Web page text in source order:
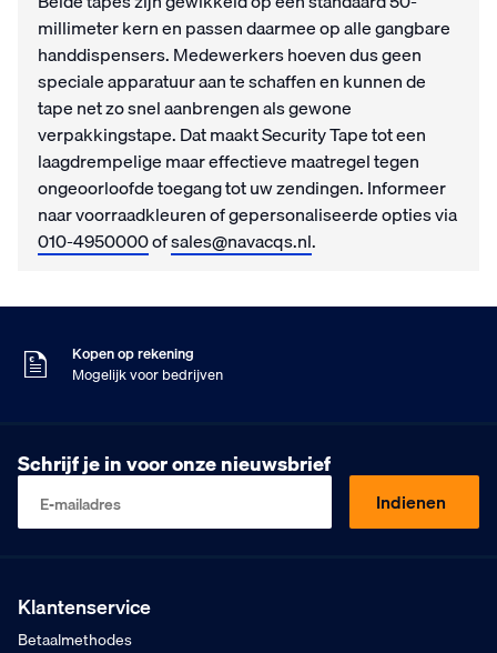
millimeter kern en passen daarmee op alle gangbare
handdispensers. Medewerkers hoeven dus geen
speciale apparatuur aan te schaffen en kunnen de
tape net zo snel aanbrengen als gewone
verpakkingstape. Dat maakt Security Tape tot een
laagdrempelige maar effectieve maatregel tegen
ongeoorloofde toegang tot uw zendingen. Informeer
naar voorraadkleuren of gepersonaliseerde opties via
010-4950000ofsales@navacqs.nl.
9
Klanten geven ons
Kopen op rekening
Mogelijk voor bedrijven
Dinsdag in huis
,5
Op basis van 453 beoordelingen
Kopen op rekening
Vanaf €75,- excl. BTW
Zaterdag besteld
Dinsdag in huis
Schrijf je in voor onze nieuwsbrief
E-mailadres Indienen
Klantenservice
Betaalmethodes